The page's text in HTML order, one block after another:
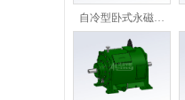
自冷型卧式永磁…